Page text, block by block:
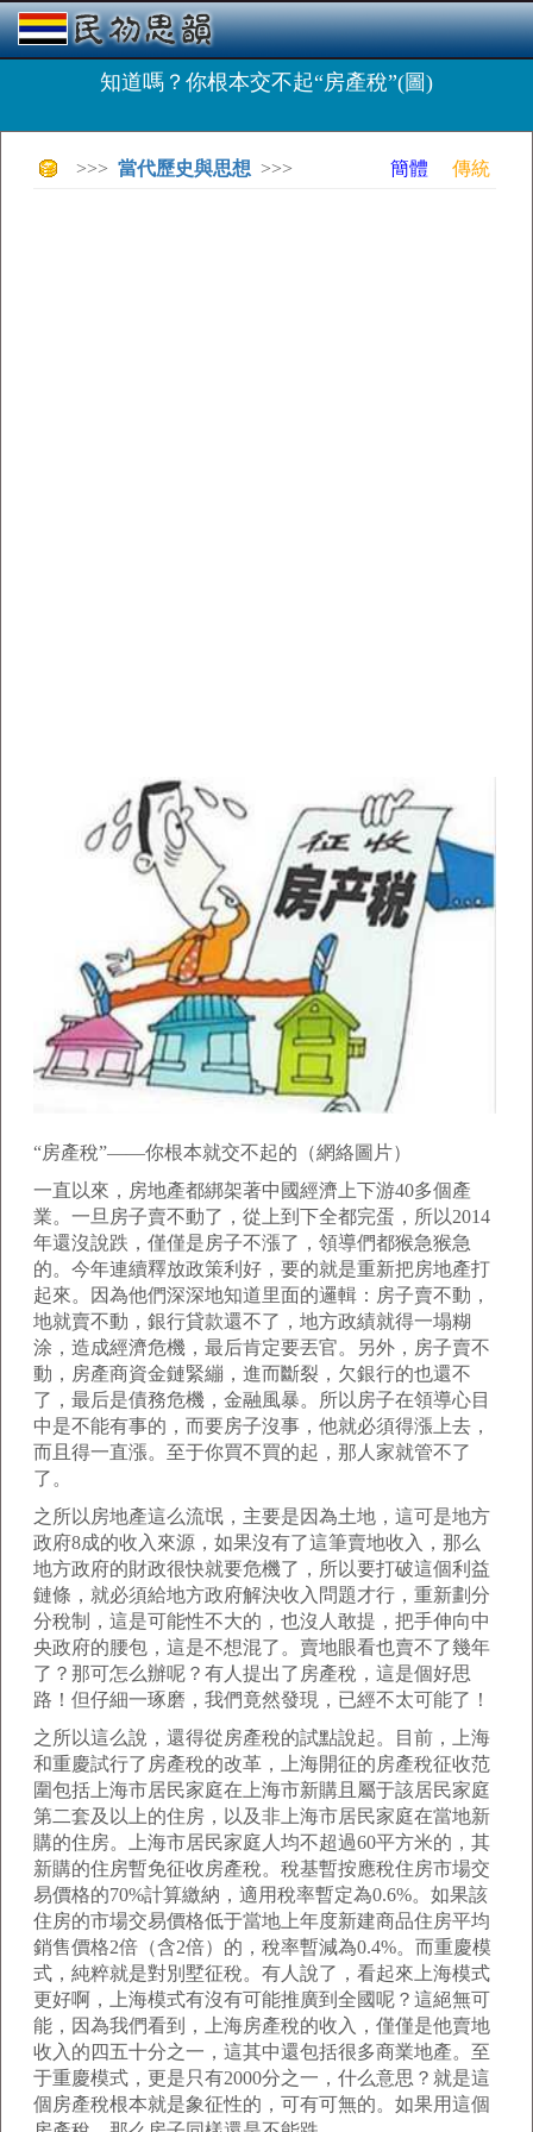
知道嗎？你根本交不起“房產稅”(圖)
>>> 當代歷史與思想 >>> 簡體 傳統
“房產稅”——你根本就交不起的（網絡圖片）
一直以來，房地產都綁架著中國經濟上下游40多個產
業。一旦房子賣不動了，從上到下全都完蛋，所以2014
年還沒說跌，僅僅是房子不漲了，領導們都猴急猴急
的。今年連續釋放政策利好，要的就是重新把房地產打
起來。因為他們深深地知道里面的邏輯：房子賣不動，
地就賣不動，銀行貸款還不了，地方政績就得一塌糊
涂，造成經濟危機，最后肯定要丟官。另外，房子賣不
動，房產商資金鏈緊繃，進而斷裂，欠銀行的也還不
了，最后是債務危機，金融風暴。所以房子在領導心目
中是不能有事的，而要房子沒事，他就必須得漲上去，
而且得一直漲。至于你買不買的起，那人家就管不了
了。
之所以房地產這么流氓，主要是因為土地，這可是地方
政府8成的收入來源，如果沒有了這筆賣地收入，那么
地方政府的財政很快就要危機了，所以要打破這個利益
鏈條，就必須給地方政府解決收入問題才行，重新劃分
分稅制，這是可能性不大的，也沒人敢提，把手伸向中
央政府的腰包，這是不想混了。賣地眼看也賣不了幾年
了？那可怎么辦呢？有人提出了房產稅，這是個好思
路！但仔細一琢磨，我們竟然發現，已經不太可能了！
之所以這么說，還得從房產稅的試點說起。目前，上海
和重慶試行了房產稅的改革，上海開征的房產稅征收范
圍包括上海市居民家庭在上海市新購且屬于該居民家庭
第二套及以上的住房，以及非上海市居民家庭在當地新
購的住房。上海市居民家庭人均不超過60平方米的，其
新購的住房暫免征收房產稅。稅基暫按應稅住房市場交
易價格的70%計算繳納，適用稅率暫定為0.6%。如果該
住房的市場交易價格低于當地上年度新建商品住房平均
銷售價格2倍（含2倍）的，稅率暫減為0.4%。而重慶模
式，純粹就是對別墅征稅。有人說了，看起來上海模式
更好啊，上海模式有沒有可能推廣到全國呢？這絕無可
能，因為我們看到，上海房產稅的收入，僅僅是他賣地
收入的四五十分之一，這其中還包括很多商業地產。至
于重慶模式，更是只有2000分之一，什么意思？就是這
個房產稅根本就是象征性的，可有可無的。如果用這個